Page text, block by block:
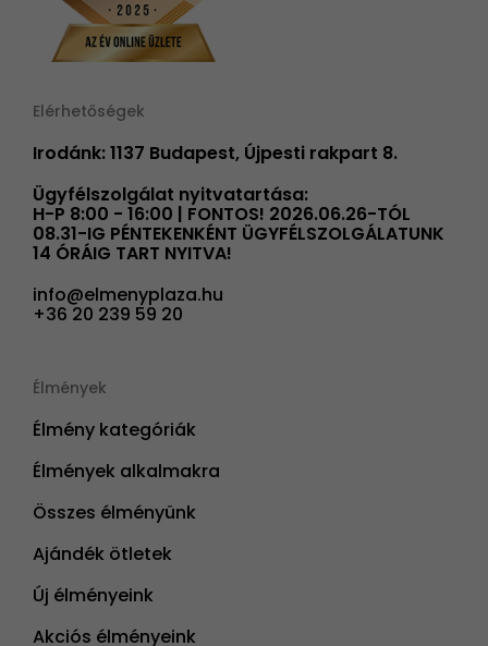
Elérhetőségek
Irodánk: 1137 Budapest, Újpesti rakpart 8.
Ügyfélszolgálat nyitvatartása:
H-P 8:00 - 16:00 | FONTOS! 2026.06.26-TÓL
08.31-IG PÉNTEKENKÉNT ÜGYFÉLSZOLGÁLATUNK
14 ÓRÁIG TART NYITVA!
info@elmenyplaza.hu
+36 20 239 59 20
Élmények
Élmény kategóriák
Élmények alkalmakra
Összes élményünk
Ajándék ötletek
Új élményeink
Akciós élményeink